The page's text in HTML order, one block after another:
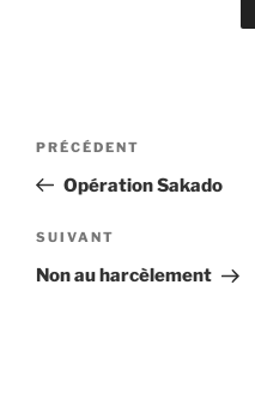
Navigation
l’article
Article
précédent
PRÉCÉDENT
Opération Sakado
Article
suivant
SUIVANT
Non au harcèlement